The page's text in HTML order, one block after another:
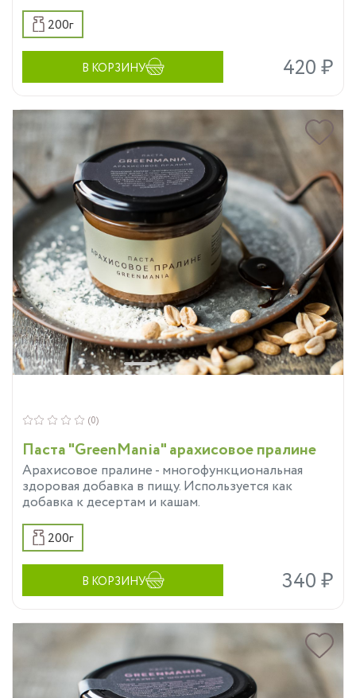
200г
В КОРЗИНУ 420 ₽
Паста "GreenMania" арахисовое пралине
Арахисовое пралине - многофункциональная
здоровая добавка в пищу. Используется как
добавка к десертам и кашам.
(0)
200г
В КОРЗИНУ 340 ₽